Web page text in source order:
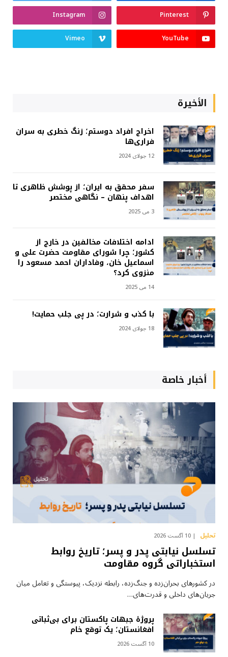
Pinterest
Instagram
YouTube
Vimeo
الأخيرة
اخراج افراد دوستم؛ زنگ خطری به سران
فراری‌ها
12 جولای 2024
سفر محقق به ایران؛ از پوشش ظاهری تا
اهداف پنهان – نگاهی مختصر
3 می 2025
ادامه اختلافات مخالفین در خارج از
کشور؛ چرا شورای مقاومت حضرت علی و
اسماعیل خان، وفاداران احمد مسعود را
منزوی کرد؟
14 می 2025
با کذب و شرارت؛ در پی جلب حمایت!
18 جولای 2024
أخبار خاصة
تحلیل 10 آگست 2026
تسلسل نیابتی پدر و پسر؛ تاریخ روابط
استخباراتی گروه مقاومت
در کشورهای بحران‌زده و جنگ‌زده، رابطه نزدیک، پیوستگی و تعامل میان
جریان‌های داخلی و قدرت‌های…
پروژهٔ جبهات پاکستان برای بی‌ثباتی
افغانستان؛ یک توقع خام
10 آگست 2026